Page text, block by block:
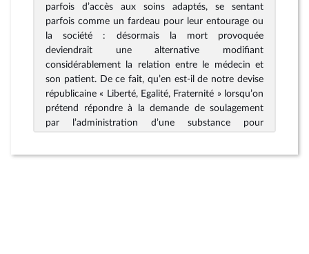
parfois d’accès aux soins adaptés, se sentant
parfois comme un fardeau pour leur entourage ou
la société : désormais la mort provoquée
deviendrait une alternative modifiant
considérablement la relation entre le médecin et
son patient. De ce fait, qu’en est-il de notre devise
républicaine « Liberté, Egalité, Fraternité » lorsqu’on
prétend répondre à la demande de soulagement
par l’administration d’une substance pour